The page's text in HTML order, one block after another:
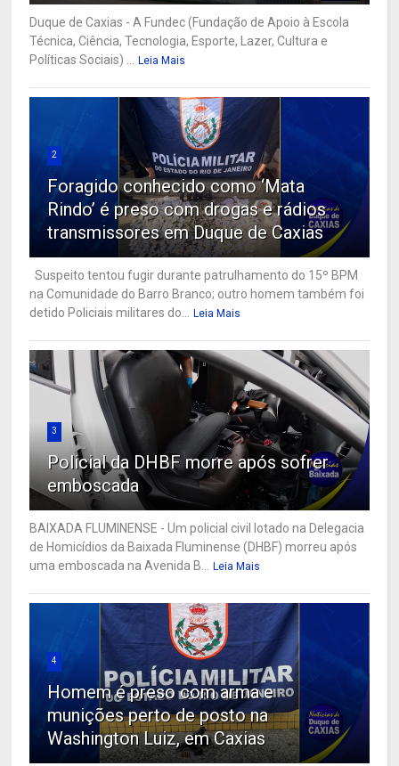
Duque de Caxias - A Fundec (Fundação de Apoio à Escola
Técnica, Ciência, Tecnologia, Esporte, Lazer, Cultura e
Políticas Sociais) ...
Leia Mais
2
Foragido conhecido como ‘Mata
Rindo’ é preso com drogas e rádios
transmissores em Duque de Caxias
Suspeito tentou fugir durante patrulhamento do 15º BPM
na Comunidade do Barro Branco; outro homem também foi
detido Policiais militares do...
Leia Mais
3
Policial da DHBF morre após sofrer
emboscada
BAIXADA FLUMINENSE - Um policial civil lotado na Delegacia
de Homicídios da Baixada Fluminense (DHBF) morreu após
uma emboscada na Avenida B...
Leia Mais
4
Homem é preso com arma e
munições perto de posto na
Washington Luiz, em Caxias